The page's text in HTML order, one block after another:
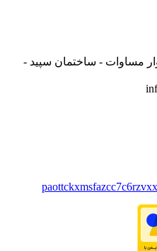
مساوات - ساختمان سپید -